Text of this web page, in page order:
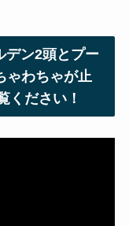
デン2頭とプー
ゃわちゃが止
ください！